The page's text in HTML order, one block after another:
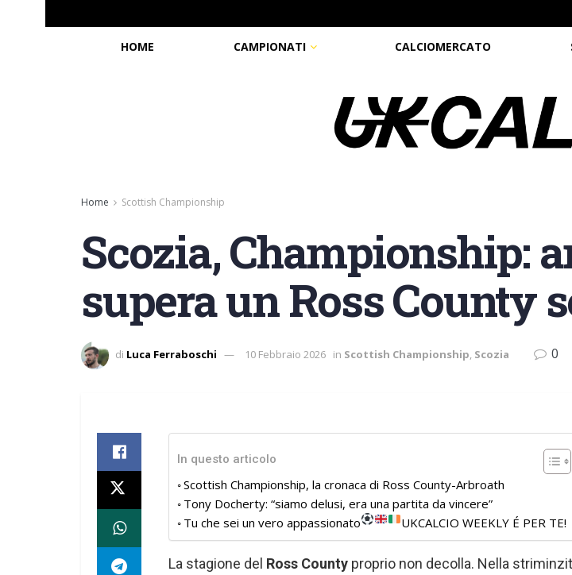
HOME CAMPIONATI CALCIOMERCATO
Home Scottish Championship
Scozia, Championship:
supera un Ross County
di Luca Ferraboschi 10 Febbraio 2026 in Scottish Championship, Scozia 0
In questo articolo
Scottish Championship, la cronaca di Ross County-Arbroath
Tony Docherty: “siamo delusi, era una partita da vincere”
Tu che sei un vero appassionato
UKCALCIO WEEKLY É PER TE!
La stagione del Ross County proprio non decolla. Nella